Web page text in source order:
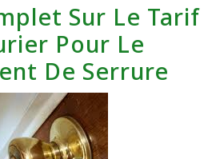
Sur Le Tarif
Pour Le
De Serrure